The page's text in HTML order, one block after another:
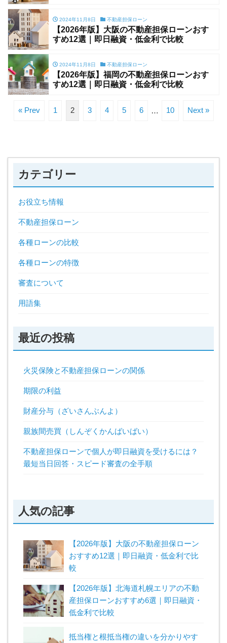
2024年11月8日 不動産担保ローン
【2026年版】大阪の不動産担保ローンおす
すめ12選｜即日融資・低金利で比較
2024年11月8日 不動産担保ローン
【2026年版】福岡の不動産担保ローンおす
すめ12選｜即日融資・低金利で比較
« Prev 1 2 3 4 5 6 10 Next »
カテゴリー
お役立ち情報
不動産担保ローン
各種ローンの比較
各種ローンの特徴
審査について
用語集
最近の投稿
火災保険と不動産担保ローンの関係
期限の利益
財産分与（ざいさんぶんよ）
親族間売買（しんぞくかんばいばい）
不動産担保ローンで個人が即日融資を受けるには？
最短当日回答・スピード審査の全手順
人気の記事
【2026年版】大阪の不動産担保ローン
おすすめ12選｜即日融資・低金利で比
較
【2026年版】北海道札幌エリアの不動
産担保ローンおすすめ6選｜即日融資・
低金利で比較
抵当権と根抵当権の違いを分かりやす